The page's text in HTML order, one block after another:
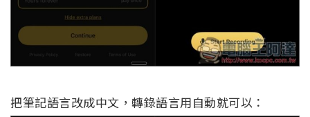
把筆記語言改成中文，轉錄語言用自動就可以：